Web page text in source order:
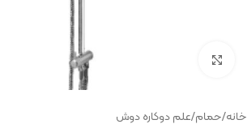
خانه/حمام/علم دوکاره دوش